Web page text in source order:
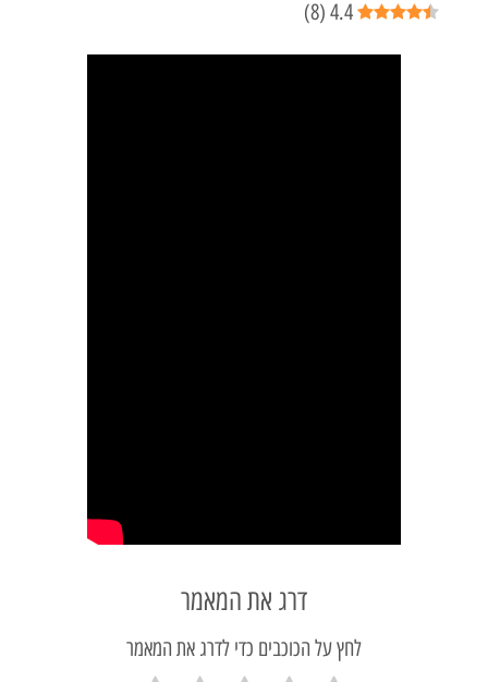
4.4
(
8
)
דרג את המאמר
לחץ על הכוכבים כדי לדרג את המאמר